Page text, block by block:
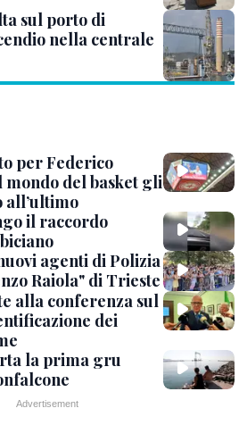
sul porto di
nella centrale
per Federico
mondo del basket gli
all’ultimo
il raccordo
agenti di Polizia
Raiola" di Trieste
alla conferenza sul
dei
la prima gru